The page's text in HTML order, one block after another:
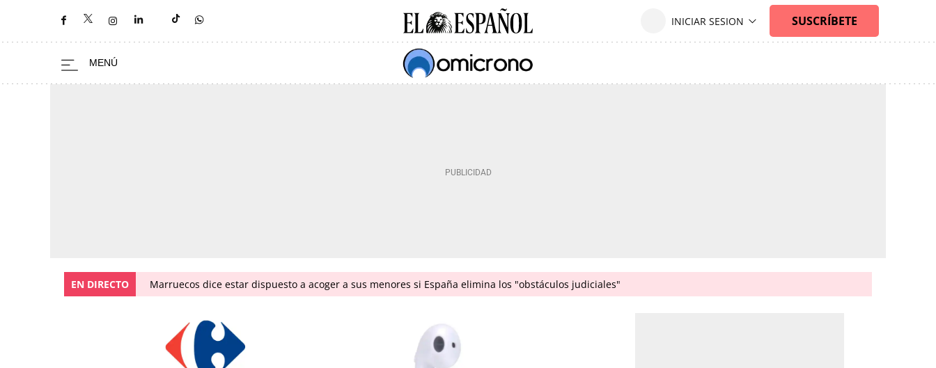
EN DIRECTO Marruecos dice estar dispuesto a acoger a sus menores si España elimina los "obstáculos judiciales"